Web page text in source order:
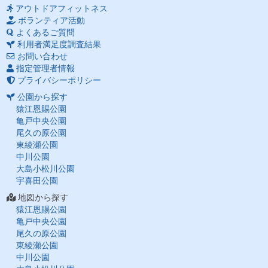
アウトドアフィットネス
ボランティア活動
よくあるご質問
利用者満足度調査結果
お問い合わせ
指定管理者情報
プライバシーポリシー
公園から探す
猿江恩賜公園
亀戸中央公園
尾久の原公園
東綾瀬公園
中川公園
大島小松川公園
宇喜田公園
地図から探す
猿江恩賜公園
亀戸中央公園
尾久の原公園
東綾瀬公園
中川公園